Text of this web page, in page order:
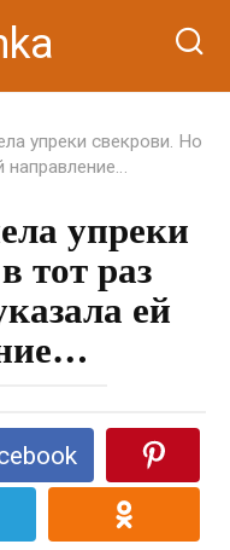
упреки свекрови. Но
направление…
упреки
тот раз
ей